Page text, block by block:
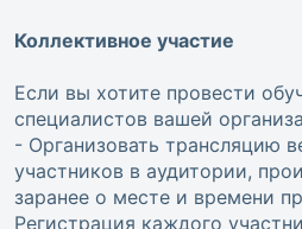
Коллективное участие
Если вы хотите провести
специалистов вашей
- Организовать трансляцию
участников в аудитории,
заранее о месте и времени
Регистрация каждого